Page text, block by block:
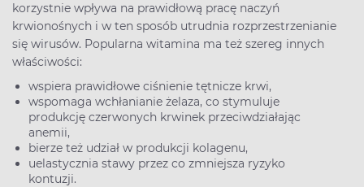
korzystnie wpływa na prawidłową pracę naczyń
krwionośnych i w ten sposób utrudnia rozprzestrzenianie
się wirusów. Popularna witamina ma też szereg innych
właściwości:
wspiera prawidłowe ciśnienie tętnicze krwi,
wspomaga wchłanianie żelaza, co stymuluje
produkcję czerwonych krwinek przeciwdziałając
anemii,
bierze też udział w produkcji kolagenu,
uelastycznia stawy przez co zmniejsza ryzyko
kontuzji.